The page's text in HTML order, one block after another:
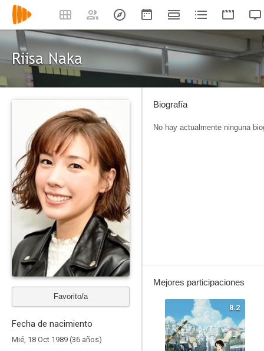
Riisa Naka
Favorito/a
Fecha de nacimiento
Mié, 18 Oct 1989 (36 años)
Biografía
No hay actualmente ninguna
Mejores participaciones
8.2